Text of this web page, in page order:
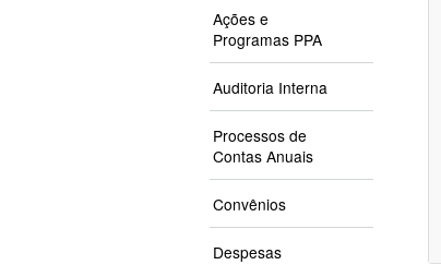
Ações e
Programas PPA
Auditoria Interna
Processos de
Contas Anuais
Convênios
Despesas